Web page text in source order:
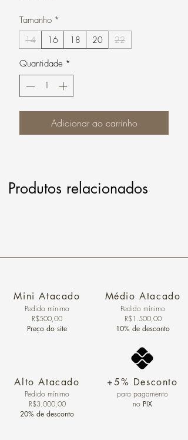
Tamanho *
14 16 18 20 22
Quantidade *
Adicionar ao carrinho
Produtos relacionados
Mini Atacado
Pedido ​mínimo
R$500,00
Preço do site
Alto Atacado
Pedido mínimo
R$3.000,00
20% de desconto
Médio Atacado
Pedido mínimo
R$1.500,00
10% de desconto
+5% Desconto
para pagamento
no PIX